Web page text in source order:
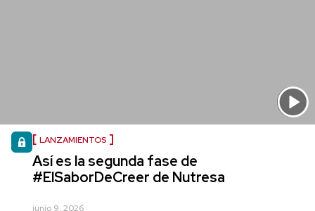
LANZAMIENTOS
Así es la segunda fase de
#ElSaborDeCreer de Nutresa
junio 9, 2026